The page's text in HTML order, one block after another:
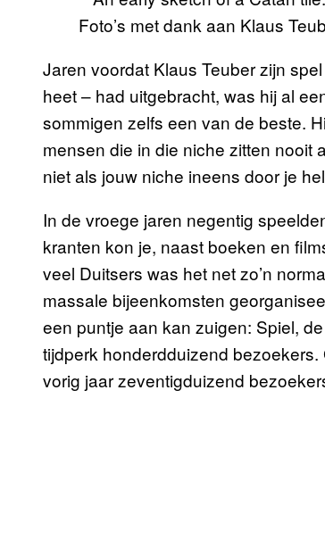
Foto’s met dank aan Klaus
Jaren voordat Klaus Teuber zijn
heet – had uitgebracht, was hij al
sommigen zelfs een van de beste.
mensen die in die niche zitten nooit
niet als jouw niche ineens door je
In de vroege jaren negentig
kranten kon je, naast boeken en
veel Duitsers was het net zo’n
massale bijeenkomsten
een puntje aan kan zuigen: Spiel,
tijdperk honderdduizend
vorig jaar zeventigduizend